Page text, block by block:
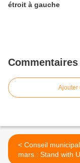
étroit à gauche
Commentaires
Ajouter
< Conseil municipal du 30
mars : Stand with